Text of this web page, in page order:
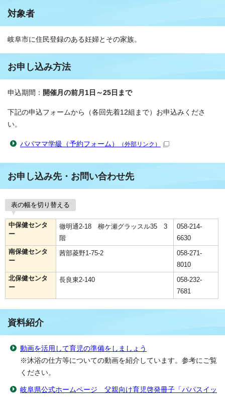
対象者
岐阜市に住民登録のある妊婦とその家族。
お申し込み方法
申込期間： 開催月の前月1日～25日まで
下記の申込フォームから（各回先着12組まで）お申込みくださ
い。
パパママ学級（予約フォーム） （外部リンク）
お申し込み先・お問い合わせ先
表の幅を切り替える
中保健センタ
ー
徹明通2-18 柳ケ瀬グラッスル35 3
階
058-214-
6630
南保健センタ
ー
茜部菱野1-75-2
058-271-
8010
北保健センタ
ー
長良東2-140
058-232-
7681
資料紹介
動画を活用して育児の準備をしましょう
※沐浴の仕方等についての動画を紹介しています。参考にご覧
ください。
岐阜県公式ホームページ 父親向け育児啓発冊子「パパスイッ